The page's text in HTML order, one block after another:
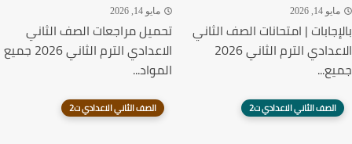
14, 2026
| امتحانات الصف الثاني
الاعدادي الترم الثاني 2026
مايو 14, 2026
تحميل مراجعات الصف الثاني
الاعدادي الترم الثاني 2026 جميع
المواد...
الصف الثاني الاعدادي ت2 الصف الثاني الاعدادي ت2